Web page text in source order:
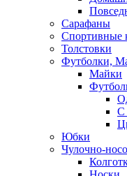
Сарафаны
Спортивные
Толстовки
Футболки,
Майки
С
Юбки
Чулочно-